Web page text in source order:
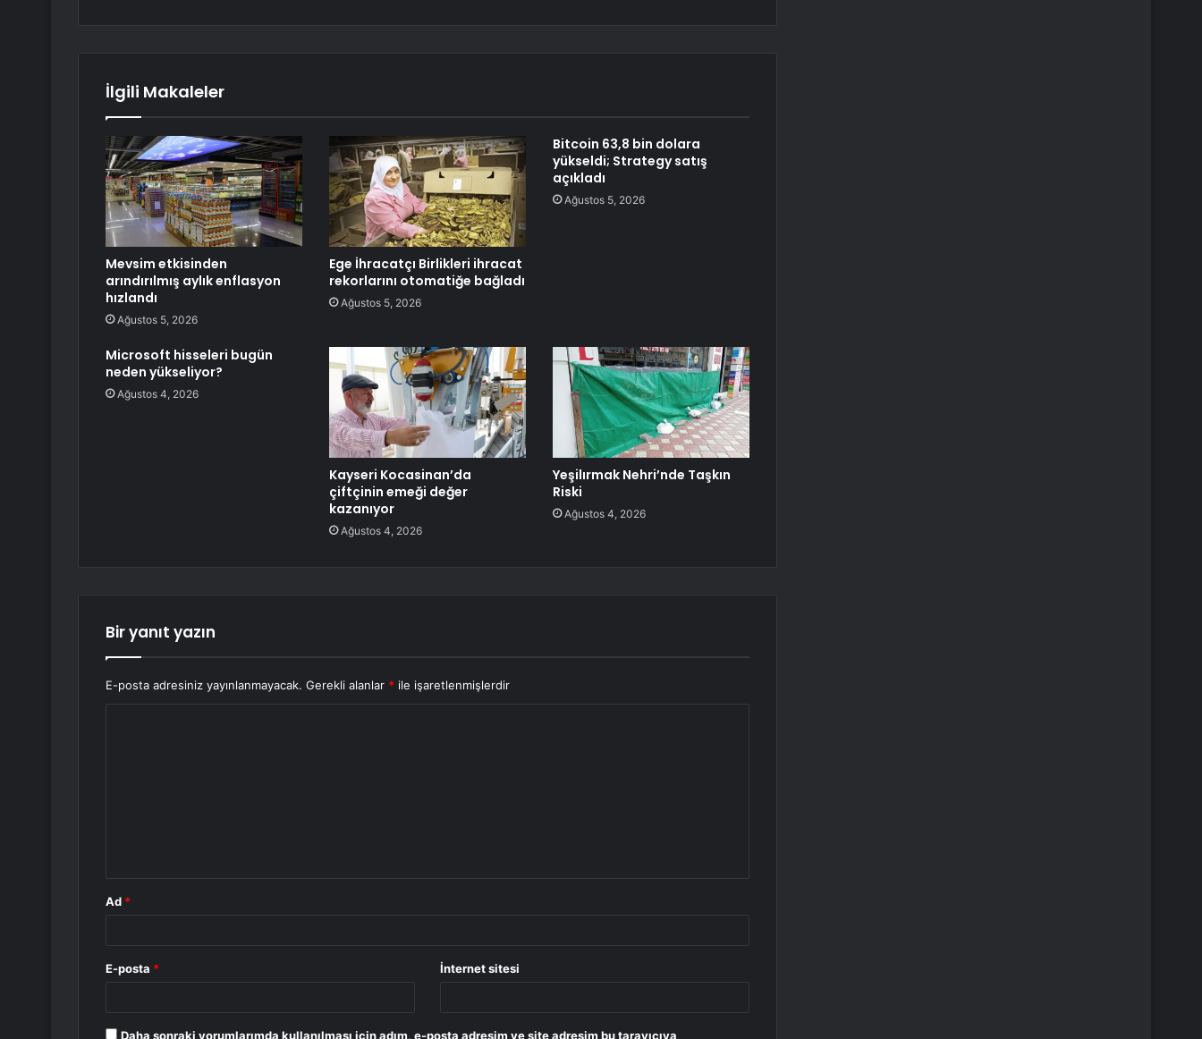
İlgili Makaleler
Mevsim etkisinden
arındırılmış aylık enflasyon
hızlandı
Ağustos 5, 2026
Ege İhracatçı Birlikleri ihracat
rekorlarını otomatiğe bağladı
Ağustos 5, 2026
Bitcoin 63,8 bin dolara
yükseldi; Strategy satış
açıkladı
Ağustos 5, 2026
Microsoft hisseleri bugün
neden yükseliyor?
Ağustos 4, 2026
Kayseri Kocasinan’da
çiftçinin emeği değer
kazanıyor
Ağustos 4, 2026
Yeşilırmak Nehri’nde Taşkın
Riski
Ağustos 4, 2026
Bir yanıt yazın
E-posta adresiniz yayınlanmayacak. Gerekli alanlar * ile işaretlenmişlerdir
Ad *
E-posta * İnternet sitesi
Daha sonraki yorumlarımda kullanılması için adım, e-posta adresim ve site adresim bu tarayıcıya